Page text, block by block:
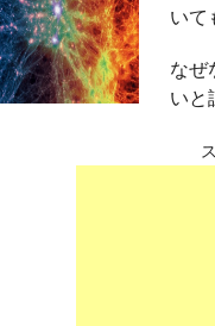
いて
なぜ
いと